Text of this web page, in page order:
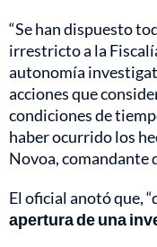
“Se han dispuesto
irrestricto a la
autonomía
acciones que
condiciones de
haber ocurrido los
Novoa, comandante
El oficial anotó que,
apertura de una